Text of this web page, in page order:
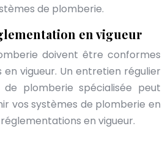
de plomberie.
en vigueur
doivent être conformes
vigueur. Un entretien régulier
plomberie spécialisée peut
vos systèmes de plomberie en
en vigueur.